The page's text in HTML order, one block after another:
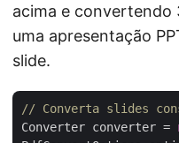
acima e convertendo
uma apresentação
slide.
// Converta slides
Converter converter =